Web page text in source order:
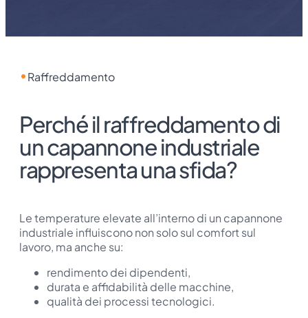
Raffreddamento
Perché il raffreddamento di
un capannone industriale
rappresenta una sfida?
Le temperature elevate all’interno di un capannone
industriale influiscono non solo sul comfort sul
lavoro, ma anche su:
rendimento dei dipendenti,
durata e affidabilità delle macchine,
qualità dei processi tecnologici.